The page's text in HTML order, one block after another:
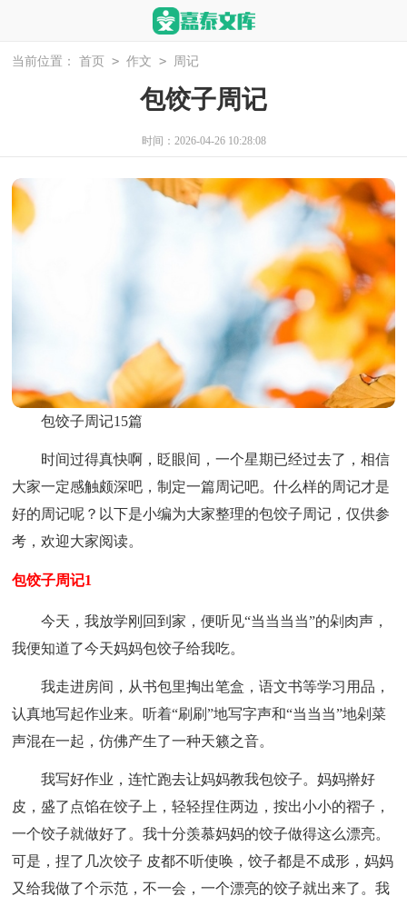
当前位置： 首页 > 作文 > 周记
包饺子周记
时间：2026-04-26 10:28:08
包饺子周记15篇
时间过得真快啊，眨眼间，一个星期已经过去了，相信
大家一定感触颇深吧，制定一篇周记吧。什么样的周记才是
好的周记呢？以下是小编为大家整理的包饺子周记，仅供参
考，欢迎大家阅读。
包饺子周记1
今天，我放学刚回到家，便听见“当当当当”的剁肉声，
我便知道了今天妈妈包饺子给我吃。
我走进房间，从书包里掏出笔盒，语文书等学习用品，
认真地写起作业来。听着“刷刷”地写字声和“当当当”地剁菜
声混在一起，仿佛产生了一种天籁之音。
我写好作业，连忙跑去让妈妈教我包饺子。妈妈擀好
皮，盛了点馅在饺子上，轻轻捏住两边，按出小小的褶子，
一个饺子就做好了。我十分羡慕妈妈的饺子做得这么漂亮。
可是，捏了几次饺子 皮都不听使唤，饺子都是不成形，妈妈
又给我做了个示范，不一会，一个漂亮的饺子就出来了。我